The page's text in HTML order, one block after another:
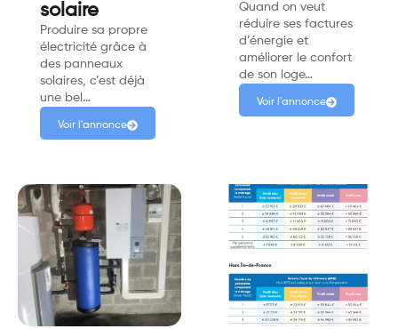
solaire
Produire sa propre
électricité grâce à
des panneaux
solaires, c’est déjà
une bel…
Voir l'annonce
Quand on veut
réduire ses factures
d’énergie et
améliorer le confort
de son loge…
Voir l'annonce